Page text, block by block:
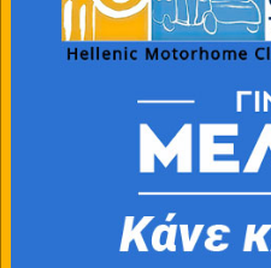
Το αναλυτικό μενούθα
σας e-mail.
ΚΑΛΟΥΜΕ
Να προσπαθήσουν να
τελευταία μας
ΕΧΕΙ ΝΟΗΜΑ
έτσι περνάμε καλύτερα